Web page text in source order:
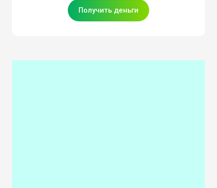
Получить деньги